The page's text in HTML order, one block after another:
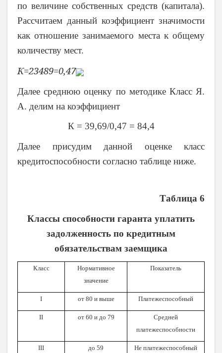
по величине собственных средств (капитала).
Рассчитаем данный коэффициент значимости
как отношение занимаемого места к общему
количеству мест.
К=23489=0,47
Далее среднюю оценку по методике Класс Я.
А. делим на коэффициент
К = 39,69/0,47 = 84,4
Далее присудим данной оценке класс
кредитоспособности согласно таблице ниже.
Таблица 6
Классы способности гаранта уплатить
задолженность по кредитным
обязательствам заемщика
Класс
Нормативное
значение
Показатель
I от 80 и выше Платежеспособный
II от 60 и до 79
Средней
платежеспособности
III до 59 Не платежеспособный